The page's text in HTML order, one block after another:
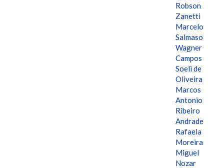
Robson
Zanetti
Marcelo
Salmaso
Wagner
Campos
Soeli de
Oliveira
Marcos
Antonio
Ribeiro
Andrade
Rafaela
Moreira
Miguel
Nozar